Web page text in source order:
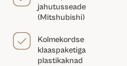
jahutusseade
(Mitshubishi)
Kolmekordse
klaaspaketiga
plastikaknad